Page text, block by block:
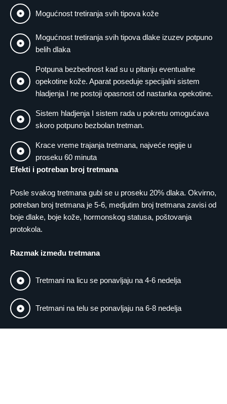
Mogućnost tretiranja svih tipova kože
Mogućnost tretiranja svih tipova dlake izuzev potpuno
belih dlaka
Potpuna bezbednost kad su u pitanju eventualne
opekotine kože. Aparat poseduje specijalni sistem
hladjenja I ne postoji opasnost od nastanka opekotine.
Sistem hladjenja I sistem rada u pokretu omogućava
skoro potpuno bezbolan tretman.
Krace vreme trajanja tretmana, najveće regije u
proseku 60 minuta
Efekti i potreban broj tretmana
Posle svakog tretmana gubi se u proseku 20% dlaka. Okvirno,
potreban broj tretmana je 5-6, medjutim broj tretmana zavisi od
boje dlake, boje kože, hormonskog statusa, poštovanja
protokola.
Razmak između tretmana
Tretmani na licu se ponavljaju na 4-6 nedelja
Tretmani na telu se ponavljaju na 6-8 nedelja